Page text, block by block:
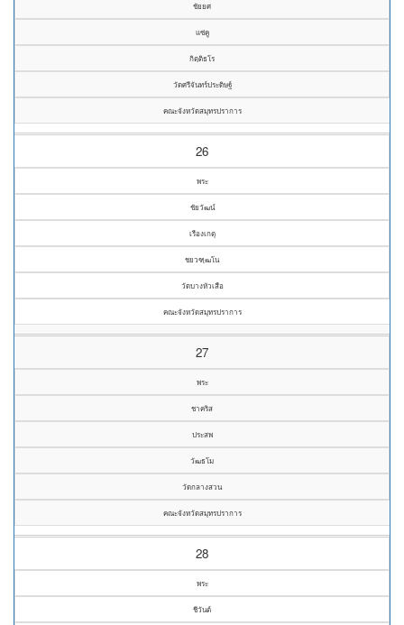
ชัยยศ
แซ่คู
กิตฺติธโร
วัดศรีจันทร์ประดิษฐ์
คณะจังหวัดสมุทรปราการ
26
พระ
ชัยวัฒน์
เรืองเกตุ
ชยวฑฺฒโน
วัดบางหัวเสือ
คณะจังหวัดสมุทรปราการ
27
พระ
ชาคริส
ประสพ
วัฒธโม
วัดกลางสวน
คณะจังหวัดสมุทรปราการ
28
พระ
ชีวันต์